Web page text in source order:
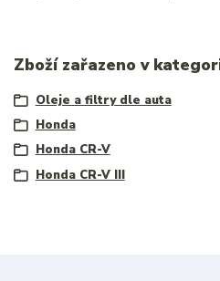
Zboží zařazeno v
Oleje a filtry dle auta
Honda
Honda CR-V
Honda CR-V III